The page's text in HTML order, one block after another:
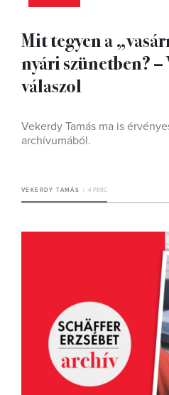
Mit tegyen a
nyári szünetben? –
válaszol
Vekerdy Tamás ma is
archívumából.
VEKERDY TAMÁS 4 PERC